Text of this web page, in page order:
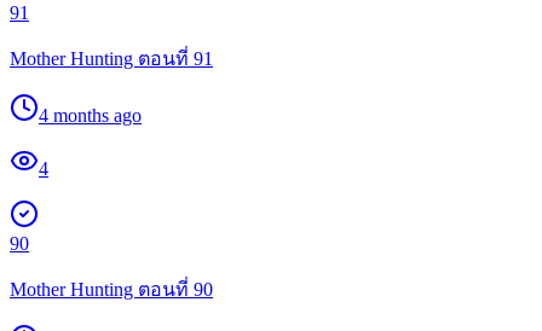
91
Mother Hunting ตอนที่ 91
4 months ago
4
90
Mother Hunting ตอนที่ 90